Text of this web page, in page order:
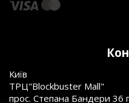
Київ
ТРЦ"Blockbuster Mall"
прос. Степана Бандери 36